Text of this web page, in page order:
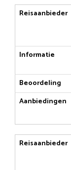
Reisaanbieder
Informatie
Beoordeling
Aanbiedingen
Reisaanbieder